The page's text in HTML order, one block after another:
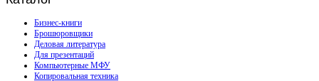
Бизнес-книги
Брошюровщики
Деловая литература
Для презентаций
Компьютерные МФУ
Копировальная техника